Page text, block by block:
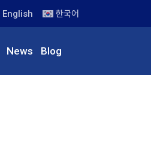
English 한국어
News Blog